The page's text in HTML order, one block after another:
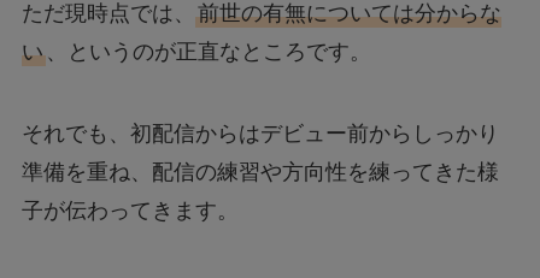
ただ現時点では、 前世の有無については分からな
い、というのが正直なところです。
それでも、初配信からはデビュー前からしっかり
準備を重ね、配信の練習や方向性を練ってきた様
子が伝わってきます。